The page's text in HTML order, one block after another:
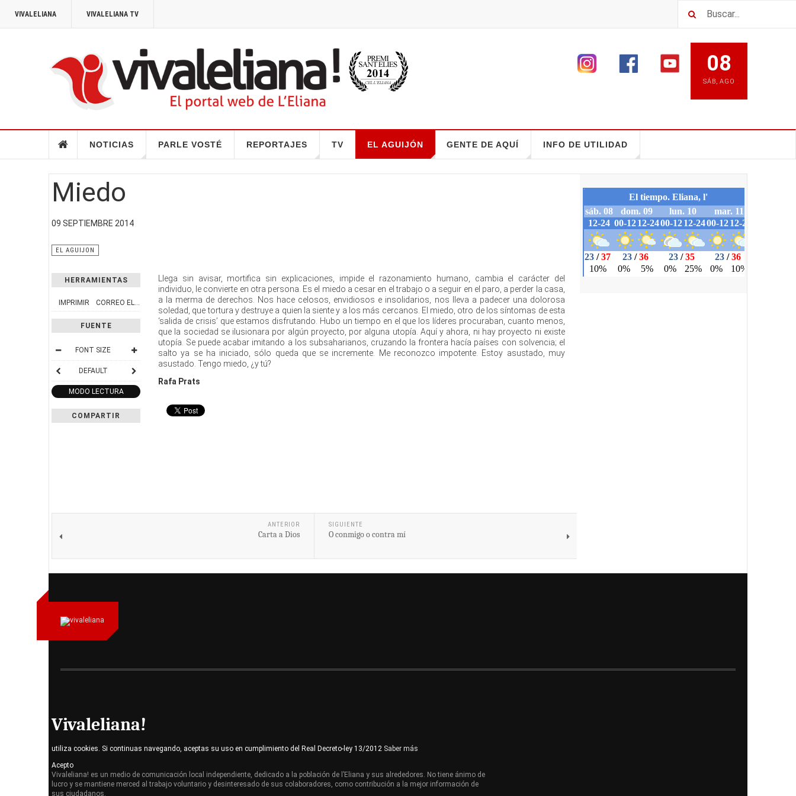
VIVALELIANA VIVALELIANA TV
08
SÁB, AGO
NOTICIAS PARLE VOSTÉ REPORTAJES TV EL AGUIJÓN GENTE DE AQUÍ INFO DE UTILIDAD
Miedo
09 SEPTIEMBRE 2014
EL AGUIJON
HERRAMIENTAS
IMPRIMIR CORREO ELECTRÓNICO
FUENTE
FONT SIZE
DEFAULT
MODO LECTURA
COMPARTIR
Llega sin avisar, mortifica sin explicaciones, impide el razonamiento humano, cambia el carácter del
individuo, le convierte en otra persona. Es el miedo a cesar en el trabajo o a seguir en el paro, a perder la casa,
a la merma de derechos. Nos hace celosos, envidiosos e insolidarios, nos lleva a padecer una dolorosa
soledad, que tortura y destruye a quien la siente y a los más cercanos. El miedo, otro de los síntomas de esta
‘salida de crisis’ que estamos disfrutando. Hubo un tiempo en el que los líderes procuraban, cuanto menos,
que la sociedad se ilusionara por algún proyecto, por alguna utopía. Aquí y ahora, ni hay proyecto ni existe
utopía. Se puede acabar imitando a los subsaharianos, cruzando la frontera hacía países con solvencia; el
salto ya se ha iniciado, sólo queda que se incremente. Me reconozco impotente. Estoy asustado, muy
asustado. Tengo miedo, ¿y tú?
Rafa Prats
ANTERIOR
Carta a Dios
SIGUIENTE
O conmigo o contra mí
Vivaleliana!
utiliza cookies. Si continuas navegando, aceptas su uso en cumplimiento del Real Decreto-ley 13/2012 Saber más
Acepto
Vivaleliana! es un medio de comunicación local independiente, dedicado a la población de l’Eliana y sus alrededores. No tiene ánimo de
lucro y se mantiene merced al trabajo voluntario y desinteresado de sus colaboradores, como contribución a la mejor información de
sus ciudadanos.